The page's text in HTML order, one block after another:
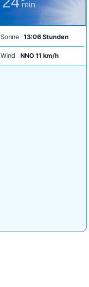
min
Sonne 13:06 Stunden
Wind NNO 11 km/h